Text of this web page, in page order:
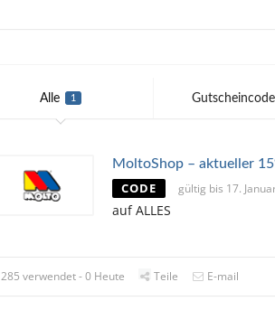
Alle 1
MoltoShop – aktueller
CODE gültig bis 17.
auf ALLES
285 verwendet - 0 Heute Teile E-mail